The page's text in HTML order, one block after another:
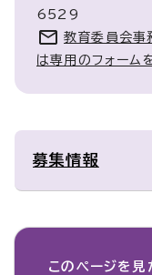
6529
教育委員会事
は専用のフォーム
募集情報
このページを見